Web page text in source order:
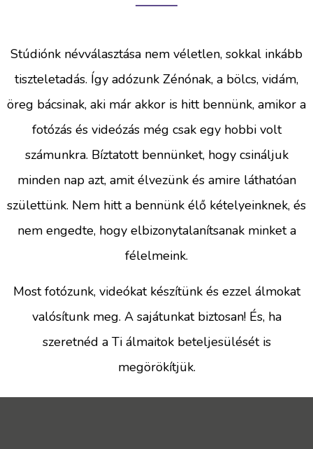
Stúdiónk névválasztása nem véletlen, sokkal inkább
tiszteletadás. Így adózunk Zénónak, a bölcs, vidám,
öreg bácsinak, aki már akkor is hitt bennünk, amikor a
fotózás és videózás még csak egy hobbi volt
számunkra. Bíztatott bennünket, hogy csináljuk
minden nap azt, amit élvezünk és amire láthatóan
születtünk. Nem hitt a bennünk élő kételyeinknek, és
nem engedte, hogy elbizonytalanítsanak minket a
félelmeink.
Most fotózunk, videókat készítünk és ezzel álmokat
valósítunk meg. A sajátunkat biztosan! És, ha
szeretnéd a Ti álmaitok beteljesülését is
megörökítjük.